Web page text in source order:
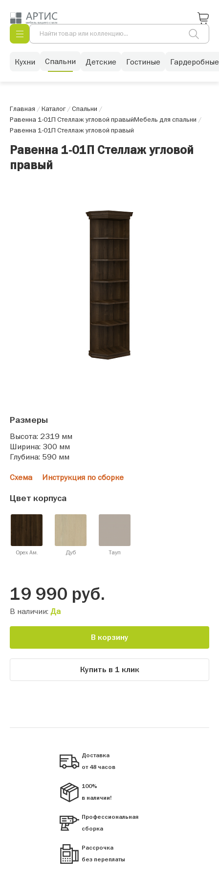
Кухни Спальни Детские Гостиные Гардеробные
Главная /Каталог/Спальни /
Равенна 1-01П Стеллаж угловой правыйМебель для спальни /
Равенна 1-01П Стеллаж угловой правый
Равенна 1-01П Стеллаж угловой
правый
Размеры
Высота: 2319 мм
Ширина: 300 мм
Глубина: 590 мм
Схема Инструкция по сборке
Цвет корпуса
Орех Ам. Дуб Тауп
19 990 руб.
В наличии: Да
В корзину
Купить в 1 клик
Доставка
от 48 часов
100%
в наличии!
Профессиональная
сборка
Рассрочка
без переплаты